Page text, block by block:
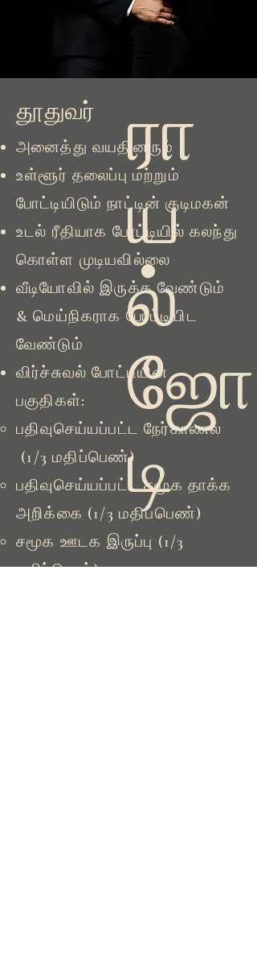
ரா
ய
ல்
ஜோ
டி
தூதுவர்
அனைத்து வயதினரும்
உள்ளூர் தலைப்பு மற்றும்
போட்டியிடும் நாட்டின் குடிமகன்
உடல் ரீதியாக போட்டியில் கலந்து
கொள்ள முடியவில்லை
வீடியோவில் இருக்க வேண்டும்
& மெய்நிகராக போட்டியிட
வேண்டும்
விர்ச்சுவல் போட்டியின்
பகுதிகள்:
பதிவுசெய்யப்பட்ட நேர்காணல்
(1/3 மதிப்பெண்)
பதிவுசெய்யப்பட்ட சமூக தாக்க
அறிக்கை (1/3 மதிப்பெண்)
சமூக ஊடக இருப்பு (1/3
மதிப்பெண்)